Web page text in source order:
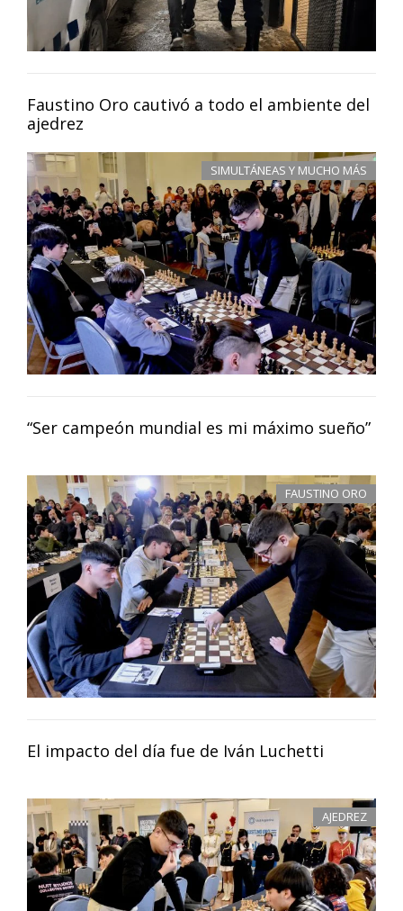
Faustino Oro cautivó a todo el ambiente del
ajedrez
SIMULTÁNEAS Y MUCHO MÁS
“Ser campeón mundial es mi máximo sueño”
FAUSTINO ORO
El impacto del día fue de Iván Luchetti
AJEDREZ